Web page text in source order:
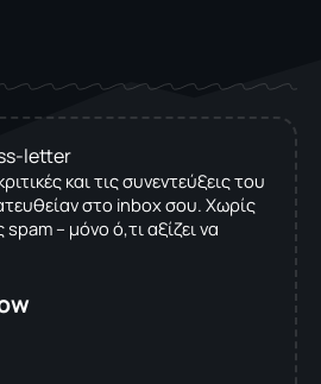
letter
και τις συνεντεύξεις του
στο inbox σου. Χωρίς
– μόνο ό,τι αξίζει να